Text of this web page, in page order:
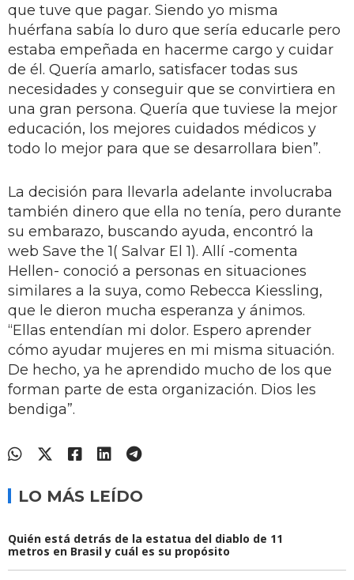
que tuve que pagar. Siendo yo misma
huérfana sabía lo duro que sería educarle pero
estaba empeñada en hacerme cargo y cuidar
de él. Quería amarlo, satisfacer todas sus
necesidades y conseguir que se convirtiera en
una gran persona. Quería que tuviese la mejor
educación, los mejores cuidados médicos y
todo lo mejor para que se desarrollara bien”.
La decisión para llevarla adelante involucraba
también dinero que ella no tenía, pero durante
su embarazo, buscando ayuda, encontró la
web Save the 1( Salvar El 1). Allí -comenta
Hellen- conoció a personas en situaciones
similares a la suya, como Rebecca Kiessling,
que le dieron mucha esperanza y ánimos.
“Ellas entendían mi dolor. Espero aprender
cómo ayudar mujeres en mi misma situación.
De hecho, ya he aprendido mucho de los que
forman parte de esta organización. Dios les
bendiga”.
LO MÁS LEÍDO
Quién está detrás de la estatua del diablo de 11
metros en Brasil y cuál es su propósito